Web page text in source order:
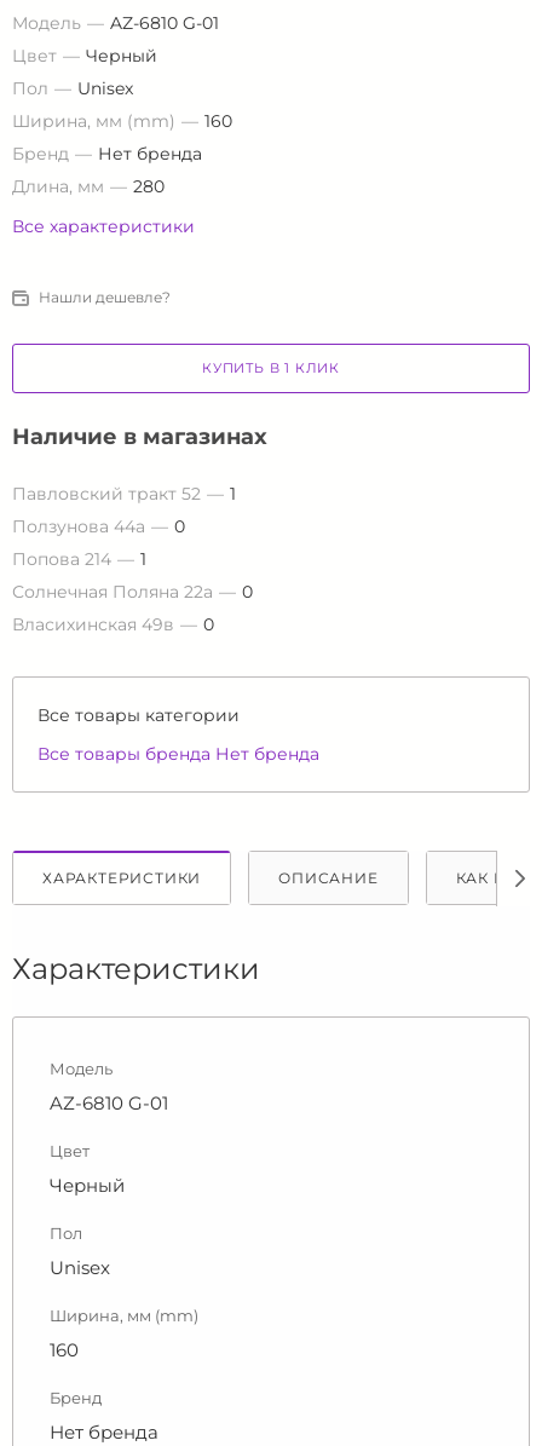
Модель
AZ-6810 G-01
Цвет
Черный
Пол
Unisex
Ширина, мм (mm)
160
Бренд
Нет бренда
Длина, мм
280
Все характеристики
Нашли дешевле?
КУПИТЬ В 1 КЛИК
Наличие в магазинах
Павловский тракт 52
1
Ползунова 44а
0
Попова 214
1
Солнечная Поляна 22а
0
Власихинская 49в
0
Все товары категории
Все товары бренда Нет бренда
ХАРАКТЕРИСТИКИ ОПИСАНИЕ КАК
Характеристики
Модель
AZ-6810 G-01
Цвет
Черный
Пол
Unisex
Ширина, мм (mm)
160
Бренд
Нет бренда